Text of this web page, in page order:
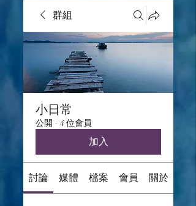
群組
小日常
公開 · 4 位會員
加入
討論 媒體 檔案 會員 關於